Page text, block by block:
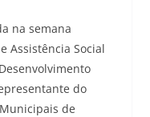
na semana
Assistência Social
do
de